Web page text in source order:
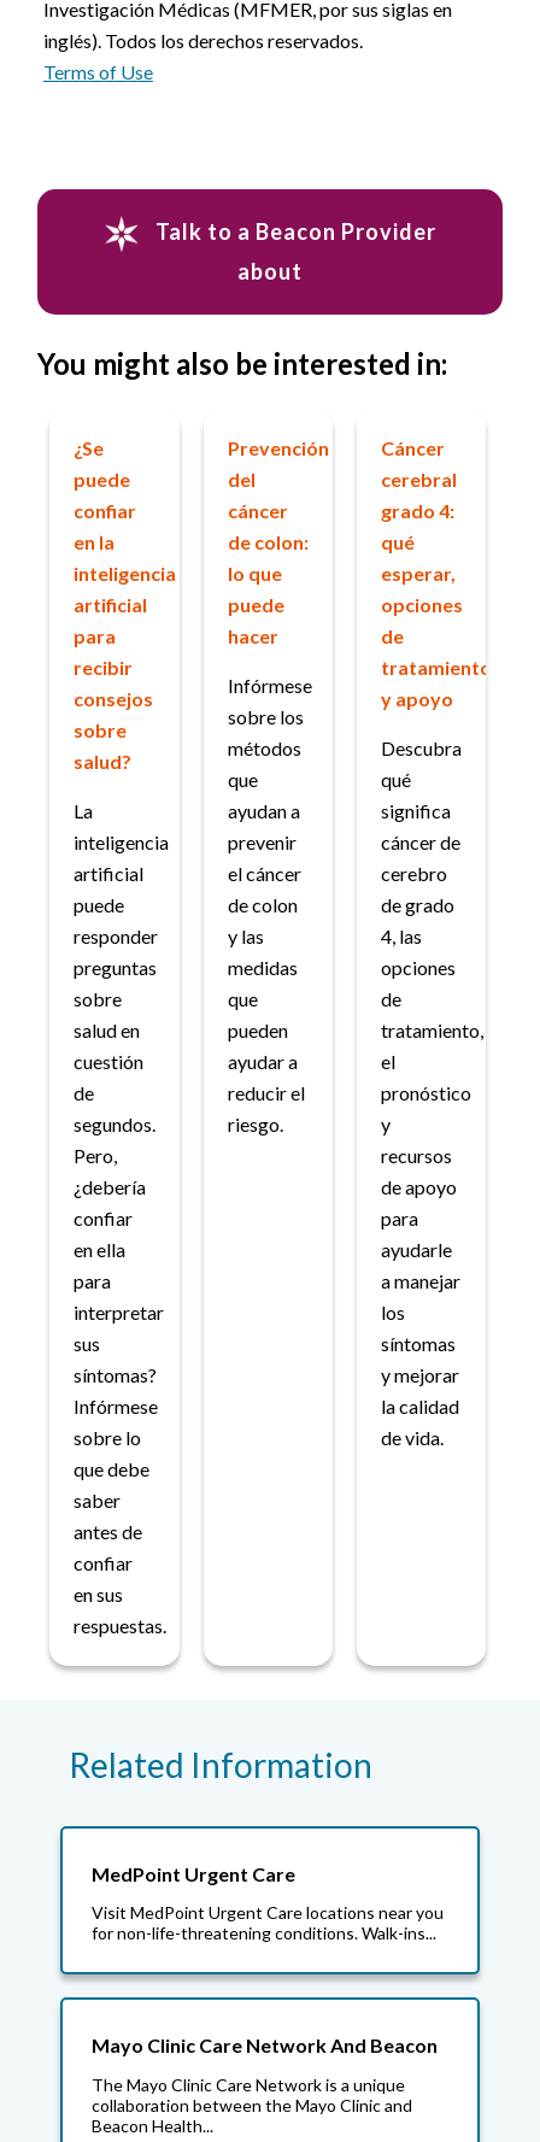
Investigación Médicas (MFMER, por sus siglas en
inglés). Todos los derechos reservados.
Terms of Use
Talk to a Beacon Provider
about
You might also be interested in:
¿Se
puede
confiar
en la
inteligencia
artificial
para
recibir
consejos
sobre
salud?
La
inteligencia
artificial
puede
responder
preguntas
sobre
salud en
cuestión
de
segundos.
Pero,
¿debería
confiar
en ella
para
interpretar
sus
síntomas?
Infórmese
sobre lo
que debe
saber
antes de
confiar
en sus
respuestas.
Prevención
del
cáncer
de colon:
lo que
puede
hacer
Infórmese
sobre los
métodos
que
ayudan a
prevenir
el cáncer
de colon
y las
medidas
que
pueden
ayudar a
reducir el
riesgo.
Cáncer
cerebral
grado 4:
qué
esperar,
opciones
de
tratamiento
y apoyo
Descubra
qué
significa
cáncer de
cerebro
de grado
4, las
opciones
de
tratamiento,
el
pronóstico
y
recursos
de apoyo
para
ayudarle
a manejar
los
síntomas
y mejorar
la calidad
de vida.
Related Information
MedPoint Urgent Care
Visit MedPoint Urgent Care locations near you
for non-life-threatening conditions. Walk-ins...
Mayo Clinic Care Network And Beacon
The Mayo Clinic Care Network is a unique
collaboration between the Mayo Clinic and
Beacon Health...